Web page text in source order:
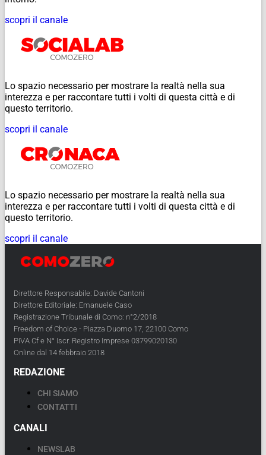
scopri il canale
Lo spazio necessario per mostrare la realtà nella sua
interezza e per raccontare tutti i volti di questa città e di
questo territorio.
scopri il canale
Lo spazio necessario per mostrare la realtà nella sua
interezza e per raccontare tutti i volti di questa città e di
questo territorio.
scopri il canale
Direttore Responsabile: Davide Cantoni
Direttore Editoriale: Emanuele Caso
Registrazione Tribunale di Como: n°2/2018
Freedom of Choice - Piazza Duomo 17, 22100 Como
PIVA Cf e N° Iscr. Registro Imprese 03799020130
Online dal 14 febbraio 2018
REDAZIONE
CHI SIAMO
CONTATTI
CANALI
NEWSLAB